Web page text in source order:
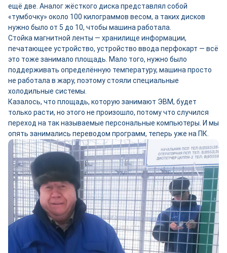
ещё две. Аналог жёсткого диска представлял собой
«тумбочку» около 100 килограммов весом, а таких дисков
нужно было от 5 до 10, чтобы машина работала.
Стойка магнитной ленты — хранилище информации,
печатающее устройство, устройство ввода перфокарт — всё
это тоже занимало площадь. Мало того, нужно было
поддерживать определённую температуру, машина просто
не работала в жару, поэтому стояли специальные
холодильные системы.
Казалось, что площадь, которую занимают ЭВМ, будет
только расти, но этого не произошло, потому что случился
переход на так называемые персональные компьютеры. И мы
опять занимались переводом программ, теперь уже на ПК.